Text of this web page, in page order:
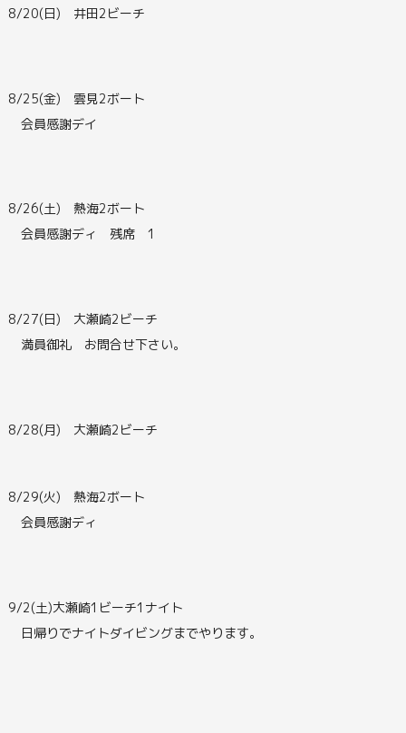
8/20(日) 井田2ビーチ
8/25(金) 雲見2ボート
会員感謝デイ
8/26(土) 熱海2ボート
会員感謝ディ 残席 1
8/27(日) 大瀬崎2ビーチ
満員御礼 お問合せ下さい。
8/28(月) 大瀬崎2ビーチ
8/29(火) 熱海2ボート
会員感謝ディ
9/2(土)大瀬崎1ビーチ1ナイト
日帰りでナイトダイビングまでやります。